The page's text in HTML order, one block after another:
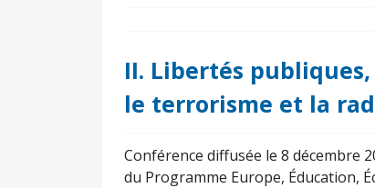
II. Libertés
le terrorisme et la
Conférence diffusée le 8 décembre
du Programme Europe, Éducation,